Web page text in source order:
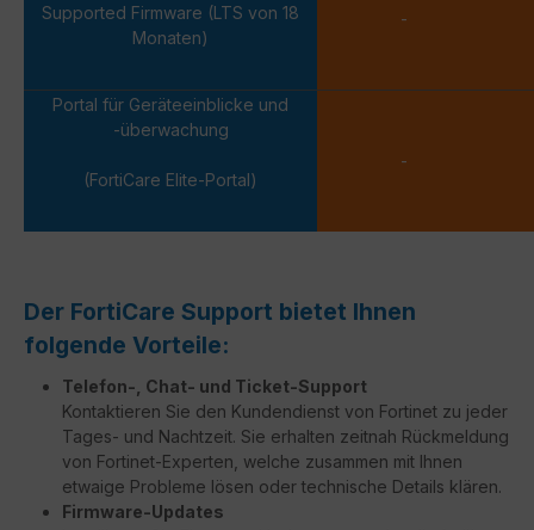
Supported Firmware (LTS von 18
Monaten)
-
Portal für Geräteeinblicke und
-überwachung
(FortiCare Elite-Portal)
-
Der FortiCare Support bietet Ihnen
folgende Vorteile:
Telefon-, Chat- und Ticket-Support
Kontaktieren Sie den Kundendienst von Fortinet zu jeder
Tages- und Nachtzeit. Sie erhalten zeitnah Rückmeldung
von Fortinet-Experten, welche zusammen mit Ihnen
etwaige Probleme lösen oder technische Details klären.
Firmware-Updates